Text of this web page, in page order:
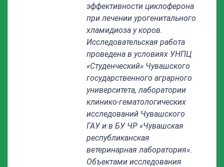
эффективности циклоферона
при лечении урогенитального
хламидиоза у коров.
Исследовательская работа
проведена в условиях УНПЦ
«Студенческий» Чувашского
государственного аграрного
университета, лаборатории
клинико-гематологических
исследований Чувашского
ГАУ и в БУ ЧР «Чувашская
республиканская
ветеринарная лаборатория».
Объектами исследования